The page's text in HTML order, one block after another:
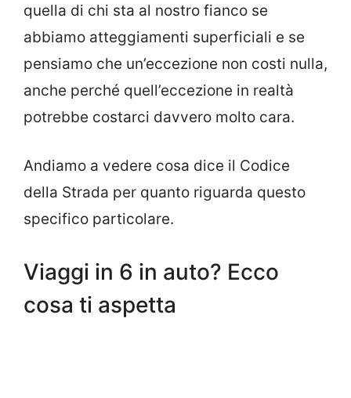
quella di chi sta al nostro fianco se
abbiamo atteggiamenti superficiali e se
pensiamo che un’eccezione non costi nulla,
anche perché quell’eccezione in realtà
potrebbe costarci davvero molto cara.
Andiamo a vedere cosa dice il Codice
della Strada per quanto riguarda questo
specifico particolare.
Viaggi in 6 in auto? Ecco
cosa ti aspetta